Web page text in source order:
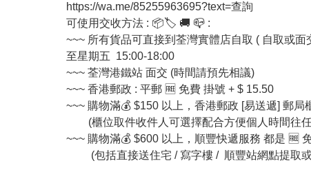
https://wa.me/85255963695?text=查詢
可使用交收方法 : 📦🏷 🚚 📪 :
~~~ 所有貨品可直接到荃灣實體店自取 ( 自取或
至星期五 15:00-18:00
~~~ 荃灣港鐵站 面交 (時間請預先相議)
~~~ 香港郵政 : 平郵 🆓 免費 掛號 + $ 15.50
~~~ 購物滿💰 $150 以上，香港郵政 [易送遞] 郵
(櫃位取件收件人可選擇配合方便個人時間往
~~~ 購物滿💰 $600 以上，順豐快遞服務 都是 🆓
(包括直接送住宅 / 寫字樓 / 順豐站網點提取或